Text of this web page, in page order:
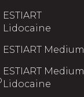
ESTIART
Lidocaine
ESTIART Medium
ESTIART Medium
Lidocaine